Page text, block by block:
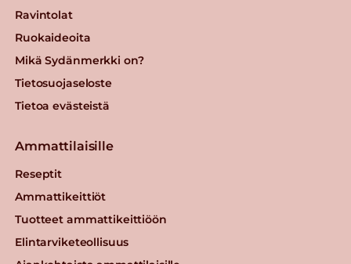
Ravintolat
Ruokaideoita
Mikä Sydänmerkki on?
Tietosuojaseloste
Tietoa evästeistä
Ammattilaisille
Reseptit
Ammattikeittiöt
Tuotteet ammattikeittiöön
Elintarviketeollisuus